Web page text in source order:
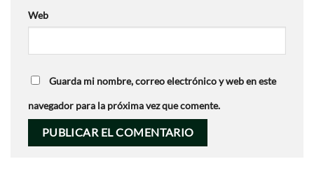
Web
Guarda mi nombre, correo electrónico y web en este
navegador para la próxima vez que comente.